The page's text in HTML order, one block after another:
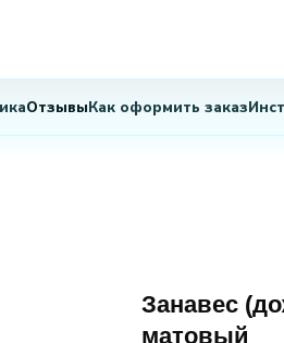
Занавес
матовый